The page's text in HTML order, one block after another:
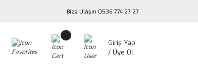
Bize Ulaşın 0536 774 27 27
Giriş Yap
/ Üye Ol